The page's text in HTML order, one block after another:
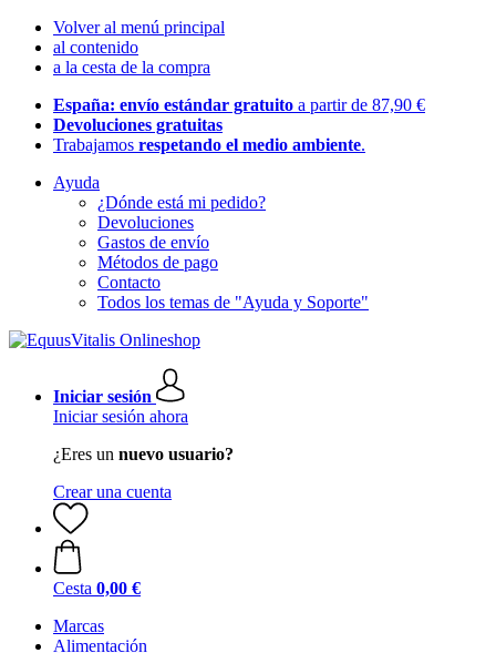
Volver al menú principal
al contenido
a la cesta de la compra
España: envío estándar gratuito a partir de 87,90 €
Devoluciones gratuitas
Trabajamos respetando el medio ambiente.
Ayuda
¿Dónde está mi pedido?
Devoluciones
Gastos de envío
Métodos de pago
Contacto
Todos los temas de "Ayuda y Soporte"
Iniciar sesión
Iniciar sesión ahora
¿Eres un nuevo usuario?
Crear una cuenta
Cesta 0,00 €
Marcas
Alimentación